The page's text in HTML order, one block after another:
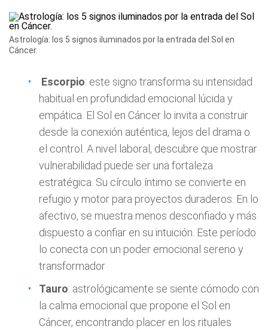
Astrología: los 5 signos iluminados por la entrada del Sol en
Cáncer.
Escorpio: este signo transforma su intensidad
habitual en profundidad emocional lúcida y
empática. El Sol en Cáncer lo invita a construir
desde la conexión auténtica, lejos del drama o
el control. A nivel laboral, descubre que mostrar
vulnerabilidad puede ser una fortaleza
estratégica. Su círculo íntimo se convierte en
refugio y motor para proyectos duraderos. En lo
afectivo, se muestra menos desconfiado y más
dispuesto a confiar en su intuición. Este período
lo conecta con un poder emocional sereno y
transformador
Tauro: astrológicamente se siente cómodo con
la calma emocional que propone el Sol en
Cáncer, encontrando placer en los rituales